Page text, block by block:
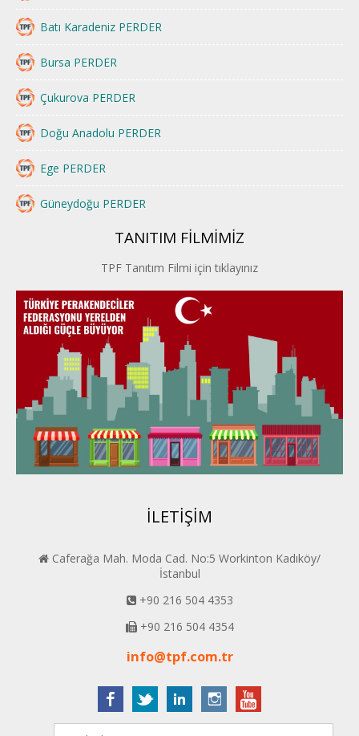
Batı Karadeniz PERDER
Bursa PERDER
Çukurova PERDER
Doğu Anadolu PERDER
Ege PERDER
Güneydoğu PERDER
İstanbul PERDER
İpek Yolu PERDER
Kayseri PERDER
Karadeniz Perder
Konya PERDER
Van PERDER
BEYPER
TANITIM FİLMİMİZ
TPF Tanıtım Filmi için tıklayınız
İLETİŞİM
Caferağa Mah. Moda Cad. No:5 Workinton Kadıköy/
İstanbul
+90 216 504 4353
+90 216 504 4354
info@tpf.com.tr